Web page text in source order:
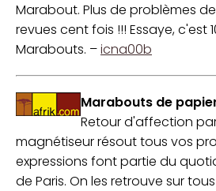
Marabout. Plus de problèmes
revues cent fois !!! Essaye, c'est
Marabouts. –icna00b
Marabouts de
Retour d'affection
magnétiseur résout tous vos
expressions font partie du
de Paris. On les retrouve sur